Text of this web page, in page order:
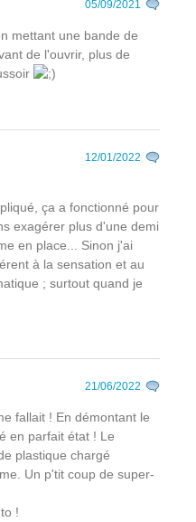
05/09/2021
mettant une bande de
de l'ouvrir, plus de
12/01/2022
ça a fonctionné pour
exagérer plus d'une demi
en place... Sinon j'ai
à la sensation et au
; surtout quand je
21/06/2022
fallait ! En démontant le
en parfait état ! Le
plastique chargé
Un p'tit coup de super-
!